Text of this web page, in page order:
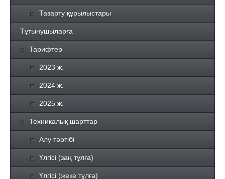
Тазарту құрылыстары
Тұтынушыларға
Тарифтер
2023 ж.
2024 ж.
2025 ж.
Техникалық шарттар
Алу тәртібі
Үлгісі (заң тұлға)
Үлгісі (жеке тұлға)